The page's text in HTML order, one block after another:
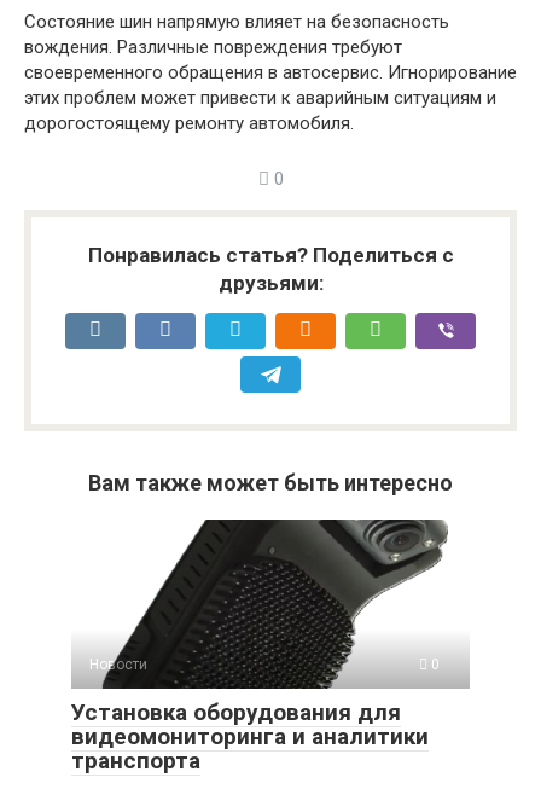
Состояние шин напрямую влияет на безопасность
вождения. Различные повреждения требуют
своевременного обращения в автосервис. Игнорирование
этих проблем может привести к аварийным ситуациям и
дорогостоящему ремонту автомобиля.
0
Понравилась статья? Поделиться с
друзьями:
Вам также может быть интересно
Новости 0
Установка оборудования для
видеомониторинга и аналитики
транспорта